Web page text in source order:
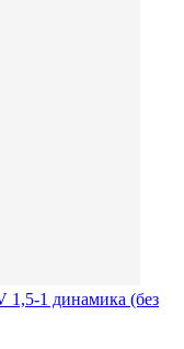
1,5-1 динамика (без